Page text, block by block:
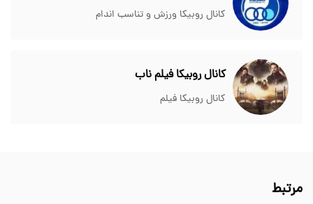
کانال روبیکا ورزش و تناسب اندام
کانال روبیکا فیلم ناب
کانال روبیکا فیلم
مرتبط